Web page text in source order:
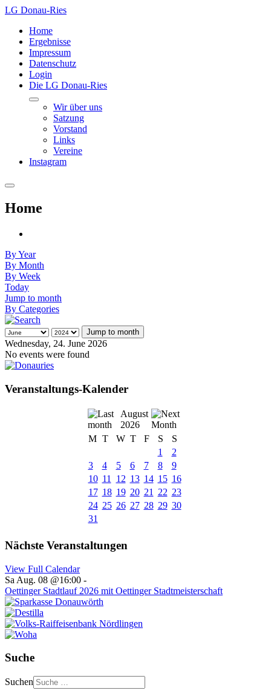
LG Donau-Ries
Home
Ergebnisse
Impressum
Datenschutz
Login
Die LG Donau-Ries
Wir über uns
Satzung
Vorstand
Links
Vereine
Instagram
Home
By Year
By Month
By Week
Today
Jump to month
By Categories
Jump to month
Wednesday, 24. June 2026
No events were found
Veranstaltungs-Kalender
August
2026
M T W T F S
S
1
2
3
4 5 6 7 8
9
10 11 12 13 14 15 16
17 18 19 20 21 22 23
24 25 26 27 28 29 30
31
Nächste Veranstaltungen
View Full Calendar
Sa Aug. 08 @16:00 -
Oettinger Stadtlauf 2026 mit Oettinger Stadtmeisterschaft
Suche
Suchen